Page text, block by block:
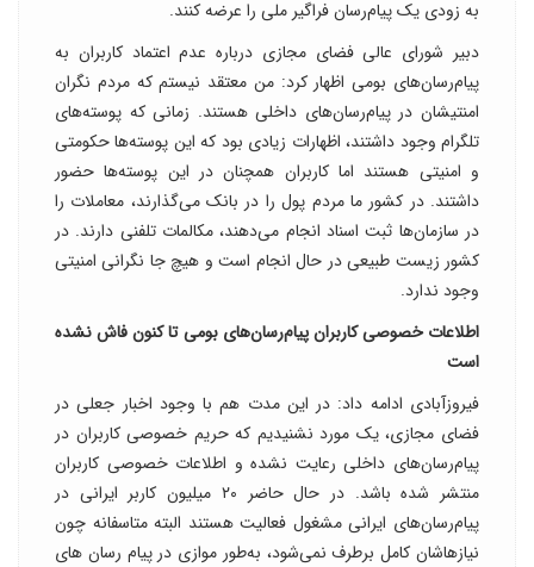
به زودی یک پیام‌رسان فراگیر ملی را عرضه کنند.
دبیر شورای عالی فضای مجازی درباره عدم اعتماد کاربران به
پیام‌رسان‌های بومی اظهار کرد: من معتقد نیستم که مردم نگران
امنتیشان در پیام‌رسان‌های داخلی هستند. زمانی که پوسته‌های
تلگرام وجود داشتند، اظهارات زیادی بود که این پوسته‌ها حکومتی
و امنیتی هستند اما کاربران همچنان در این پوسته‌ها حضور
داشتند. در کشور ما مردم پول را در بانک می‌گذارند، معاملات را
در سازمان‌ها ثبت اسناد انجام می‌دهند، مکالمات تلفنی دارند. در
کشور زیست طبیعی در حال انجام است و هیچ جا نگرانی امنیتی
وجود ندارد.
اطلاعات خصوصی کاربران پیام‌رسان‌های بومی تا کنون فاش نشده
است
فیروزآبادی ادامه داد: در این مدت هم با وجود اخبار جعلی در
فضای مجازی، یک مورد نشنیدیم که حریم خصوصی کاربران در
پیام‌رسان‌های داخلی رعایت نشده و اطلاعات خصوصی کاربران
منتشر شده باشد. در حال حاضر ۲۰ میلیون کاربر ایرانی در
پیام‌رسان‌های ایرانی مشغول فعالیت هستند البته متاسفانه چون
نیازهاشان کامل برطرف نمی‌شود، به‌طور موازی در پیام رسان های